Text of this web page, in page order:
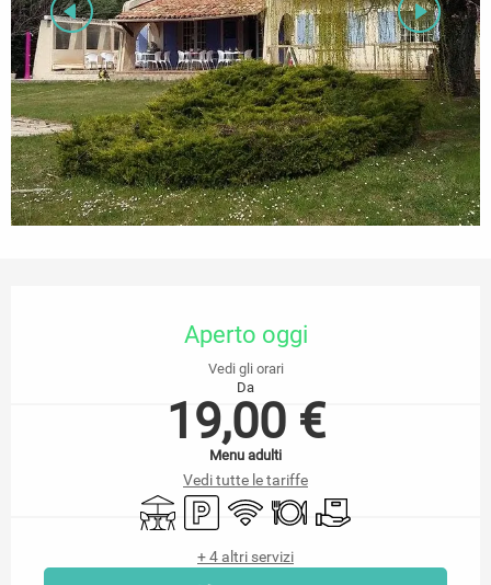
Aperto oggi
Vedi gli orari
Da
19,00 €
Menu adulti
Vedi tutte le tariffe
TerrazzaParcheggio
Wi-Fi RistoranteConsegna
+ 4 altri servizi